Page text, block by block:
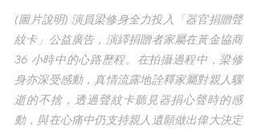
(圖片說明) 演員梁修身全力投入「器官捐贈聲
紋卡」公益廣告，演繹捐贈者家屬在黃金協商
36 小時中的心路歷程。在拍攝過程中，梁修
身亦深受感動，真情流露地詮釋家屬對親人驟
逝的不捨，透過聲紋卡聽見器捐心聲時的感
動，與在心痛中仍支持親人遺願做出偉大決定